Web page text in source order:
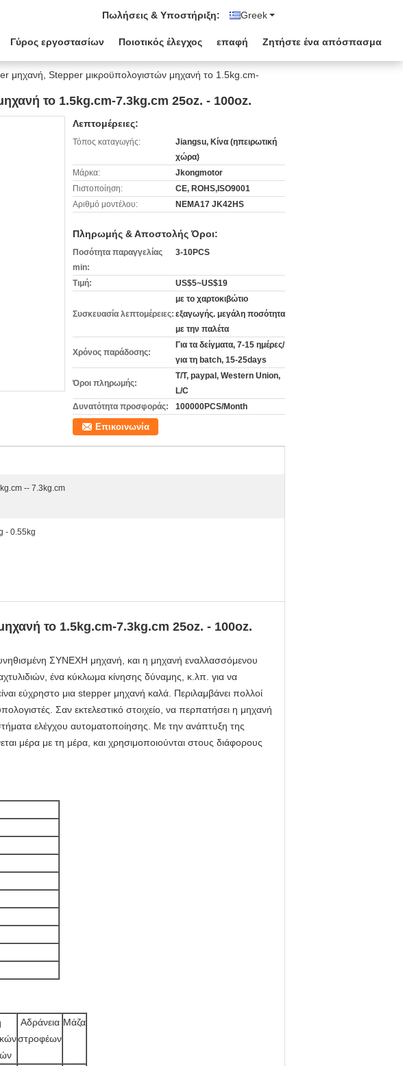
Greek
Πωλήσεις & Υποστήριξη:
Γύρος εργοστασίων Ποιοτικός έλεγχος επαφή Ζητήστε ένα απόσπασμα
μηχανή, Stepper μικροϋπολογιστών μηχανή το 1.5kg.cm-
το 1.5kg.cm-7.3kg.cm 25oz. - 100oz.
Λεπτομέρειες:
Τόπος καταγωγής:
Jiangsu, Κίνα (ηπειρωτική
χώρα)
Μάρκα:
Jkongmotor
Πιστοποίηση:
CE, ROHS,ISO9001
Αριθμό μοντέλου:
NEMA17 JK42HS
Πληρωμής & Αποστολής Όροι:
Ποσότητα παραγγελίας
min:
3-10PCS
Τιμή: US$5~US$19
Συσκευασία λεπτομέρειες:
με το χαρτοκιβώτιο
εξαγωγής. μεγάλη ποσότητα
με την παλέτα
Χρόνος παράδοσης:
Για τα δείγματα, 7-15 ημέρες/
για τη batch, 15-25days
Όροι πληρωμής:
T/T, paypal, Western Union,
L/C
Δυνατότητα προσφοράς:
100000PCS/Month
Επικοινωνία
-- 7.3kg.cm
- 0.55kg
το 1.5kg.cm-7.3kg.cm 25oz. - 100oz.
ΣΥΝΕΧΗ μηχανή, και η μηχανή εναλλασσόμενου
ένα κύκλωμα κίνησης δύναμης, κ.λπ. για να
εύχρηστο μια stepper μηχανή καλά. Περιλαμβάνει πολλοί
Σαν εκτελεστικό στοιχείο, να περπατήσει η μηχανή
ελέγχου αυτοματοποίησης. Με την ανάπτυξη της
μέρα με τη μέρα, και χρησιμοποιούνται στους διάφορους
Αδράνεια
στροφέων
Μάζα